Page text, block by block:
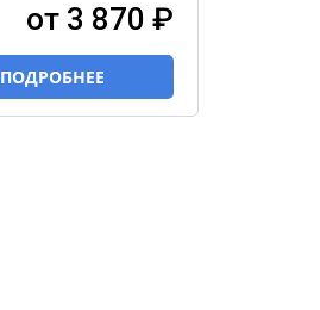
от 3 870 ₽
ПОДРОБНЕЕ